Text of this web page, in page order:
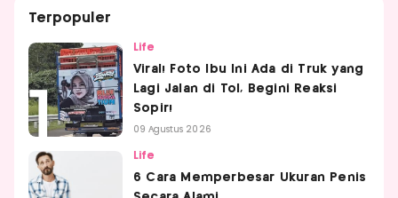
Terpopuler
Life
Viral! Foto Ibu Ini Ada di Truk yang
Lagi Jalan di Tol, Begini Reaksi
Sopir!
09 Agustus 2026
Life
6 Cara Memperbesar Ukuran Penis